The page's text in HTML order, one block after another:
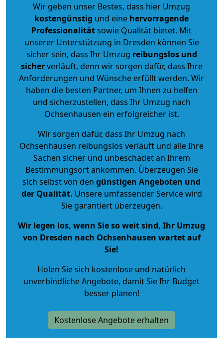
Wir geben unser Bestes, dass hier Umzug
kostengünstig und eine hervorragende
Professionalitätsowie Qualität bietet. Mit
unserer Unterstützung in Dresden können Sie
sicher sein, dass Ihr Umzug reibungslos und
sicherverläuft, denn wir sorgen dafür, dass Ihre
Anforderungen und Wünsche erfüllt werden. Wir
haben die besten Partner, um Ihnen zu helfen
und sicherzustellen, dass Ihr Umzug nach
Ochsenhausen ein erfolgreicher ist.
Wir sorgen dafür, dass Ihr Umzug nach
Ochsenhausen reibungslos verläuft und alle Ihre
Sachen sicher und unbeschadet an Ihrem
Bestimmungsort ankommen. Überzeugen Sie
sich selbst von den günstigen Angeboten und
der Qualität. Unsere umfassender Service wird
Sie garantiert überzeugen.
Wir legen los, wenn Sie so weit sind, Ihr Umzug
von Dresden nach Ochsenhausen wartet auf
Sie!
Holen Sie sich kostenlose und natürlich
unverbindliche Angebote, damit Sie Ihr Budget
besser planen!
Kostenlose Angebote erhalten